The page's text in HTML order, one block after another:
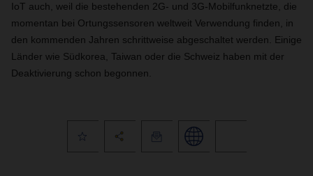
IoT auch, weil die bestehenden 2G- und 3G-Mobilfunknetzte, die
momentan bei Ortungssensoren weltweit Verwendung finden, in
den kommenden Jahren schrittweise abgeschaltet werden. Einige
Länder wie Südkorea, Taiwan oder die Schweiz haben mit der
Deaktivierung schon begonnen.